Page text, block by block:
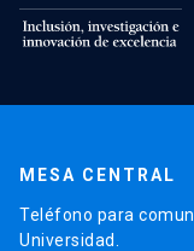
MESA CENTRAL
Teléfono para
Universidad.